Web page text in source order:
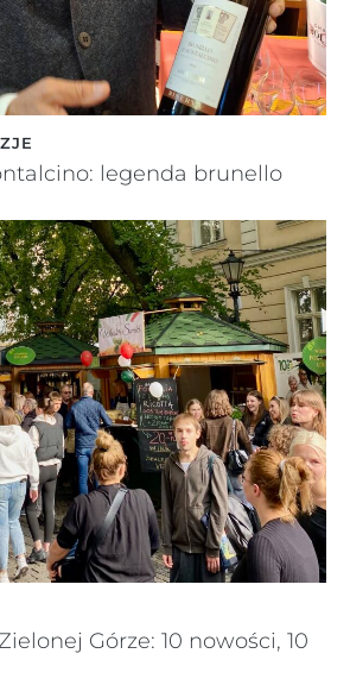
legenda brunello
Górze: 10 nowości, 10